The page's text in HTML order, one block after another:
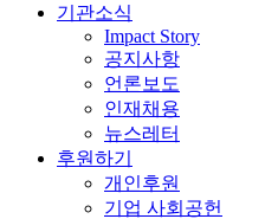
기관소식
Impact Story
공지사항
언론보도
인재채용
뉴스레터
후원하기
개인후원
기업 사회공헌